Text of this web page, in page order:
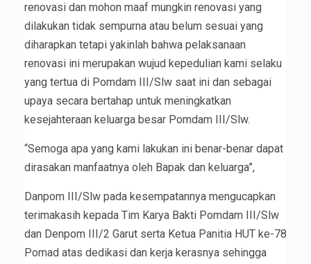
renovasi dan mohon maaf mungkin renovasi yang
dilakukan tidak sempurna atau belum sesuai yang
diharapkan tetapi yakinlah bahwa pelaksanaan
renovasi ini merupakan wujud kepedulian kami selaku
yang tertua di Pomdam III/Slw saat ini dan sebagai
upaya secara bertahap untuk meningkatkan
kesejahteraan keluarga besar Pomdam III/Slw.
“Semoga apa yang kami lakukan ini benar-benar dapat
dirasakan manfaatnya oleh Bapak dan keluarga”,
Danpom III/Slw pada kesempatannya mengucapkan
terimakasih kepada Tim Karya Bakti Pomdam III/Slw
dan Denpom III/2 Garut serta Ketua Panitia HUT ke-78
Pomad atas dedikasi dan kerja kerasnya sehingga